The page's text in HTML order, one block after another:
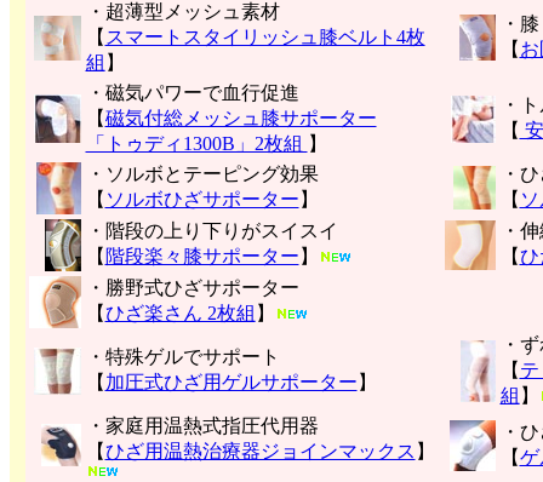
・超薄型メッシュ素材
【 スマートスタイリッシュ膝ベルト4枚
組 】
・
【
・磁気パワーで血行促進
【磁気付総メッシュ膝サポーター
「トゥディ1300B」2枚組 】
・
【
・ソルボとテーピング効果
【 ソルボひざサポーター 】
・
【
・階段の上り下りがスイスイ
【 階段楽々膝サポーター 】
・
【ひ
・勝野式ひざサポーター
【ひざ楽さん 2枚組 】
・特殊ゲルでサポート
【 加圧式ひざ用ゲルサポーター 】
・
【
組 】
・家庭用温熱式指圧代用器
【ひざ用温熱治療器ジョインマックス 】
・
【ゲ